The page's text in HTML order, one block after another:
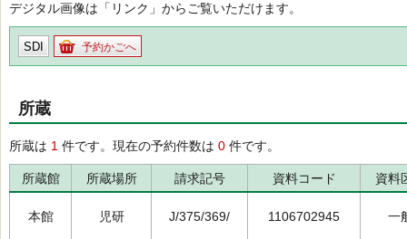
デジタル画像は「リンク」からご覧いただけます。
SDI 予約かごへ
所蔵
所蔵は 1 件です。現在の予約件数は 0 件です。
所蔵館 所蔵場所 請求記号 資料コード 資料
本館 児研 J/375/369/ 1106702945 一